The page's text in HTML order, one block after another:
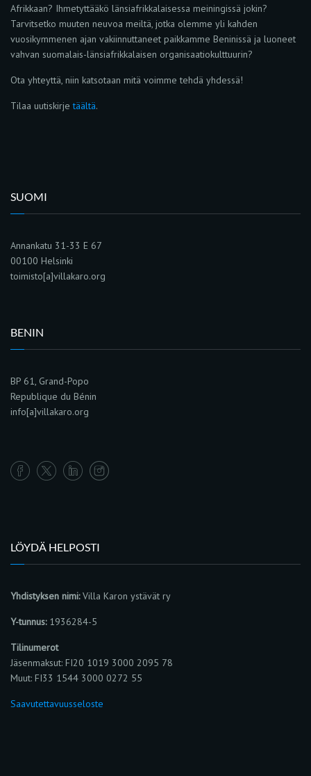
Afrikkaan? Ihmetyttääkö länsiafrikkalaisessa meiningissä jokin?
Tarvitsetko muuten neuvoa meiltä, jotka olemme yli kahden
vuosikymmenen ajan vakiinnuttaneet paikkamme Beninissä ja luoneet
vahvan suomalais-länsiafrikkalaisen organisaatiokulttuurin?
Ota yhteyttä, niin katsotaan mitä voimme tehdä yhdessä!
Tilaa uutiskirjetäältä.
SUOMI
Annankatu 31-33 E 67
00100 Helsinki
toimisto[a]villakaro.org
BENIN
BP 61, Grand-Popo
Republique du Bénin
info[a]villakaro.org
LÖYDÄ HELPOSTI
Yhdistyksen nimi:Villa Karon ystävät ry
Y-tunnus:1936284-5
Tilinumerot
Jäsenmaksut: FI20 1019 3000 2095 78
Muut: FI33 1544 3000 0272 55
Saavutettavuusseloste